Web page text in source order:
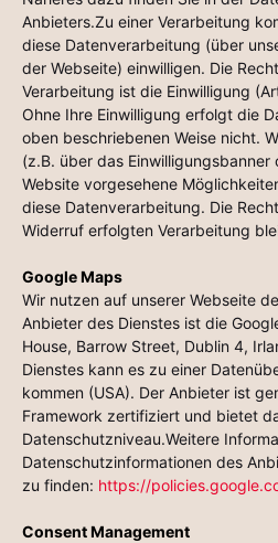
Anbieters.Zu einer Verarbeitung
diese Datenverarbeitung (über
der Webseite) einwilligen. Die
Verarbeitung ist die Einwilligung
Ohne Ihre Einwilligung erfolgt die
oben beschriebenen Weise nicht.
(z.B. über das
Website vorgesehene
diese Datenverarbeitung. Die
Widerruf erfolgten Verarbeitung
Google Maps
Wir nutzen auf unserer Webseite
Anbieter des Dienstes ist die
House, Barrow Street, Dublin 4,
Dienstes kann es zu einer
kommen (USA). Der Anbieter ist
Framework zertifiziert und bietet
Datenschutzniveau.Weitere
Datenschutzinformationen des
zu finden: https://
Consent Management